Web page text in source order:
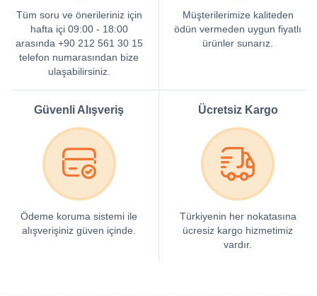
Tüm soru ve önerileriniz için
hafta içi 09:00 - 18:00
arasında +90 212 561 30 15
telefon numarasından bize
ulaşabilirsiniz.
Müşterilerimize kaliteden
ödün vermeden uygun fiyatlı
ürünler sunarız.
Güvenli Alışveriş
Ödeme koruma sistemi ile
alışverişiniz güven içinde.
Ücretsiz Kargo
Türkiyenin her nokatasına
ücresiz kargo hizmetimiz
vardır.